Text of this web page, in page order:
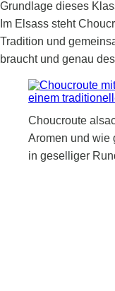
Grundlage dieses
Im Elsass steht
Tradition und
braucht und genau
Choucroute
Aromen und wie
in geselliger